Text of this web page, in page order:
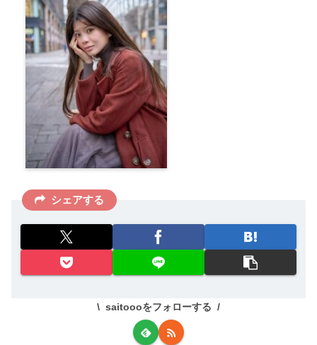
シェアする
saitoooをフォローする